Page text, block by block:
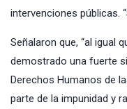
intervenciones públicas.
Señalaron que, “al igual
demostrado una fuerte
Derechos Humanos de
parte de la impunidad y